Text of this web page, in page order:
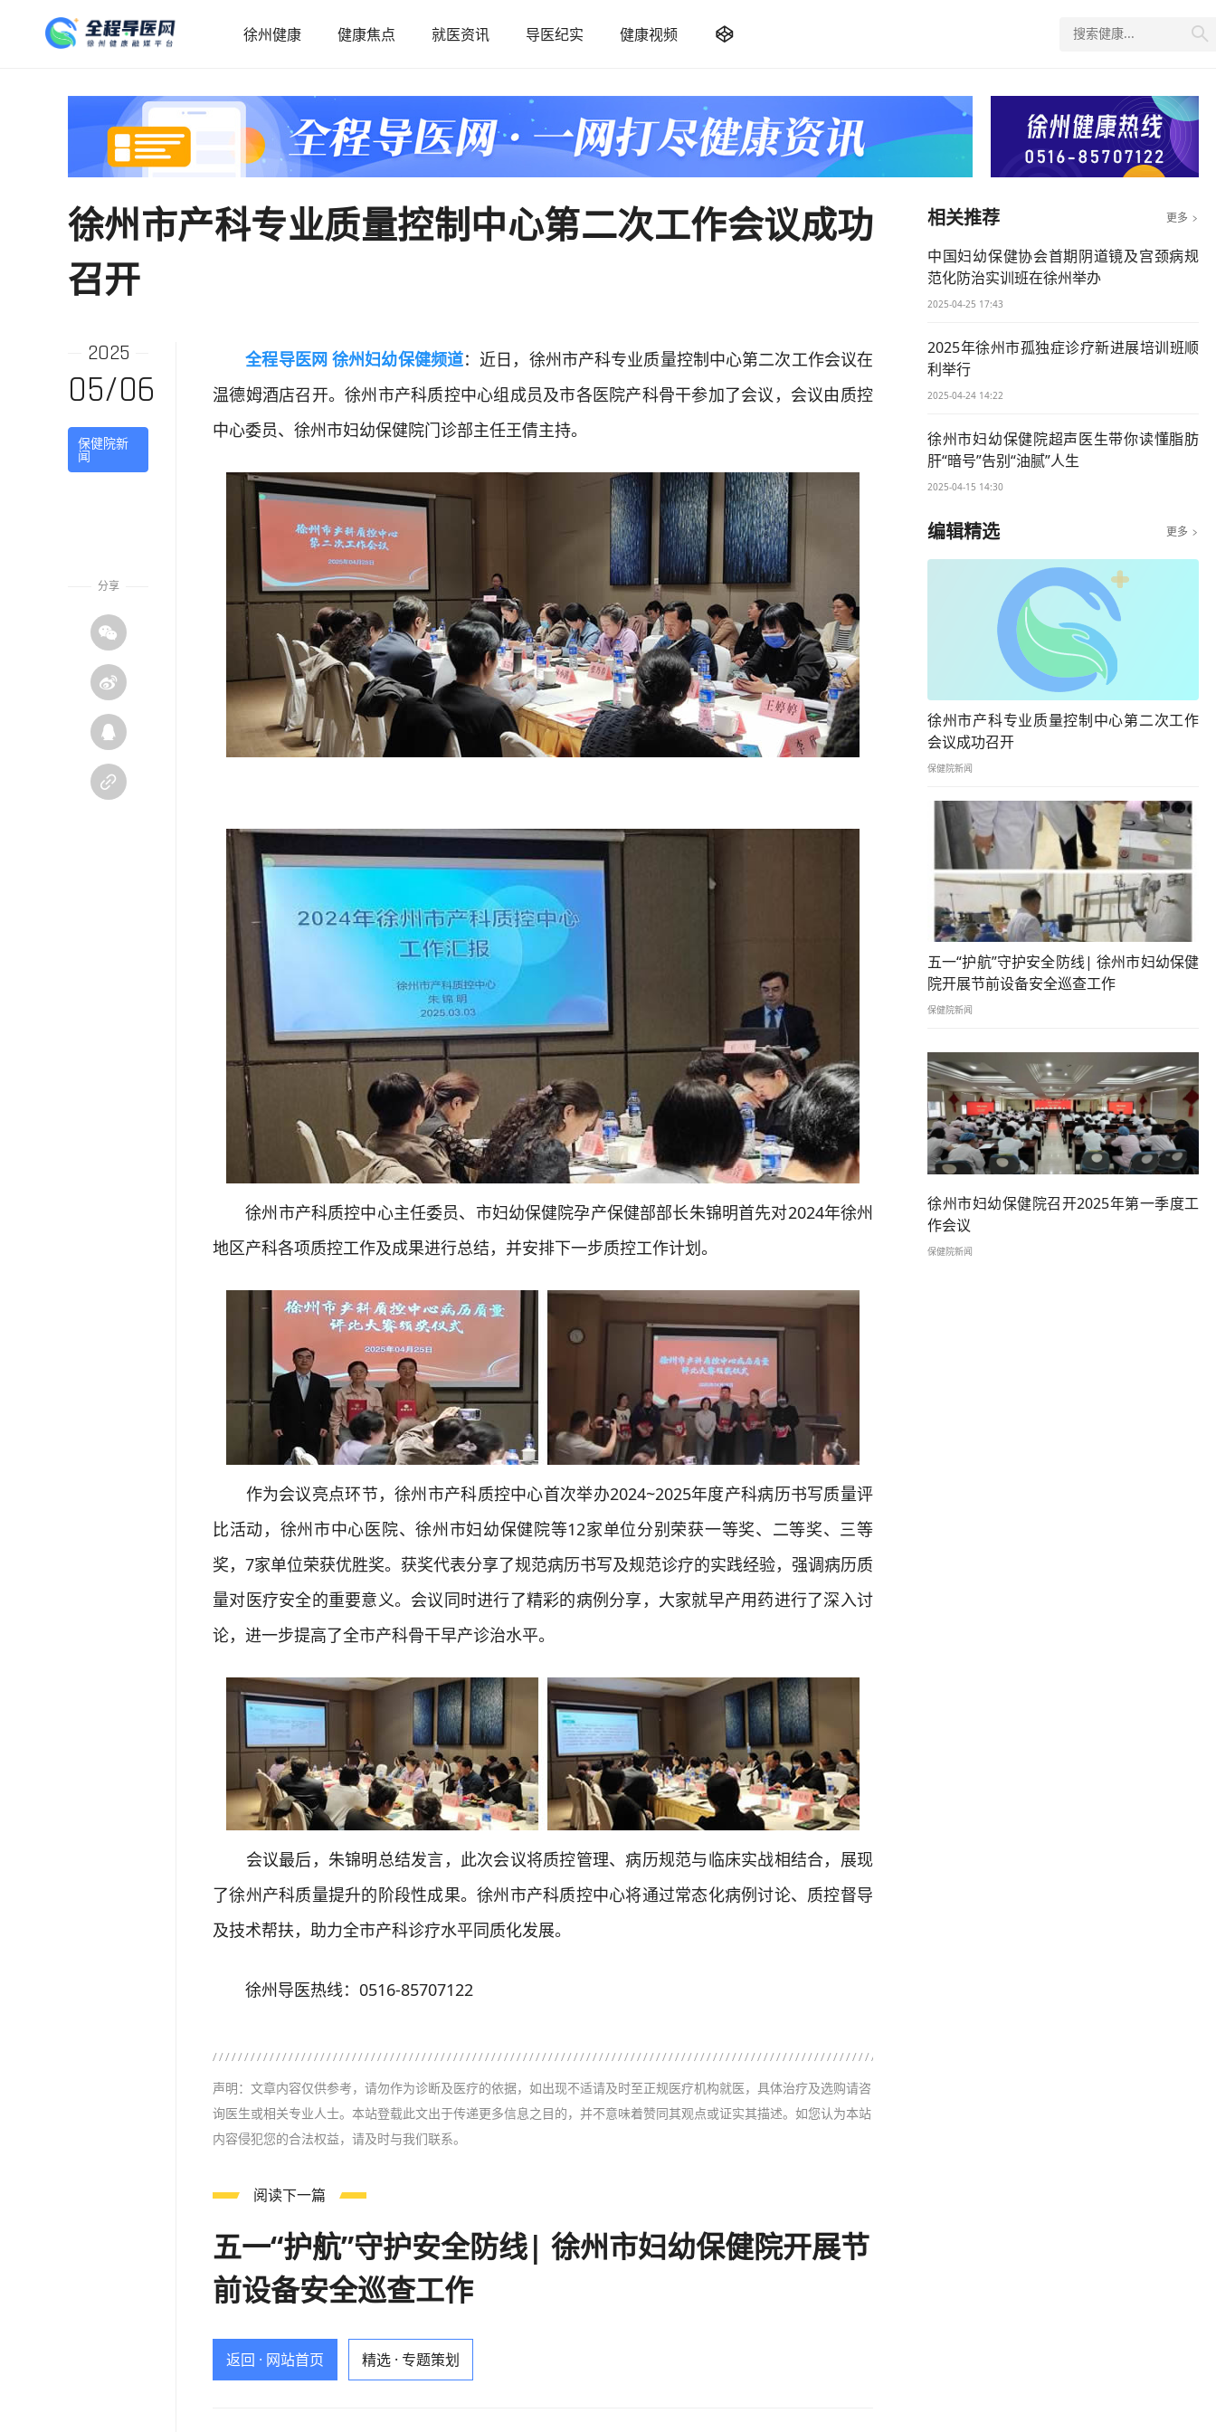
徐州健康 健康焦点 就医资讯 导医纪实 健康视频  
徐州市产科专业质量控制中心第二次工作会议成功
召开
2025
05/06
保健院新
闻
分享




全程导医网 徐州妇幼保健频道：近日，徐州市产科专业质量控制中心第二次工作会议在
温德姆酒店召开。徐州市产科质控中心组成员及市各医院产科骨干参加了会议，会议由质控
中心委员、徐州市妇幼保健院门诊部主任王倩主持。
徐州市产科质控中心主任委员、市妇幼保健院孕产保健部部长朱锦明首先对2024年徐州
地区产科各项质控工作及成果进行总结，并安排下一步质控工作计划。
作为会议亮点环节，徐州市产科质控中心首次举办2024~2025年度产科病历书写质量评
比活动，徐州市中心医院、徐州市妇幼保健院等12家单位分别荣获一等奖、二等奖、三等
奖，7家单位荣获优胜奖。获奖代表分享了规范病历书写及规范诊疗的实践经验，强调病历质
量对医疗安全的重要意义。会议同时进行了精彩的病例分享，大家就早产用药进行了深入讨
论，进一步提高了全市产科骨干早产诊治水平。
会议最后，朱锦明总结发言，此次会议将质控管理、病历规范与临床实战相结合，展现
了徐州产科质量提升的阶段性成果。徐州市产科质控中心将通过常态化病例讨论、质控督导
及技术帮扶，助力全市产科诊疗水平同质化发展。
徐州导医热线：0516-85707122
声明：文章内容仅供参考，请勿作为诊断及医疗的依据，如出现不适请及时至正规医疗机构就医，具体治疗及选购请咨
询医生或相关专业人士。本站登载此文出于传递更多信息之目的，并不意味着赞同其观点或证实其描述。如您认为本站
内容侵犯您的合法权益，请及时与我们联系。
阅读下一篇
五一“护航”守护安全防线| 徐州市妇幼保健院开展节
前设备安全巡查工作
返回 · 网站首页 精选 · 专题策划
相关推荐 更多 
中国妇幼保健协会首期阴道镜及宫颈病规
范化防治实训班在徐州举办
2025-04-25 17:43
2025年徐州市孤独症诊疗新进展培训班顺
利举行
2025-04-24 14:22
徐州市妇幼保健院超声医生带你读懂脂肪
肝“暗号”告别“油腻”人生
2025-04-15 14:30
编辑精选 更多 
徐州市产科专业质量控制中心第二次工作
会议成功召开
保健院新闻
五一“护航”守护安全防线| 徐州市妇幼保健
院开展节前设备安全巡查工作
保健院新闻
徐州市妇幼保健院召开2025年第一季度工
作会议
保健院新闻